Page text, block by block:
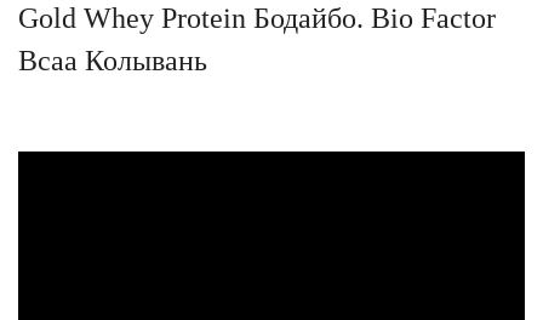
Gold Whey Protein Бодайбо. Bio Factor
Bcaa Колывань